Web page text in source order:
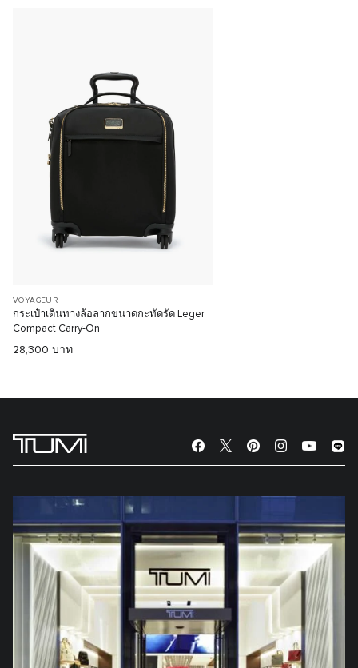
VOYAGEUR
กระเป๋าเดินทางล้อลากขนาดกะทัดรัด Leger
Compact Carry-On
28,300 บาท